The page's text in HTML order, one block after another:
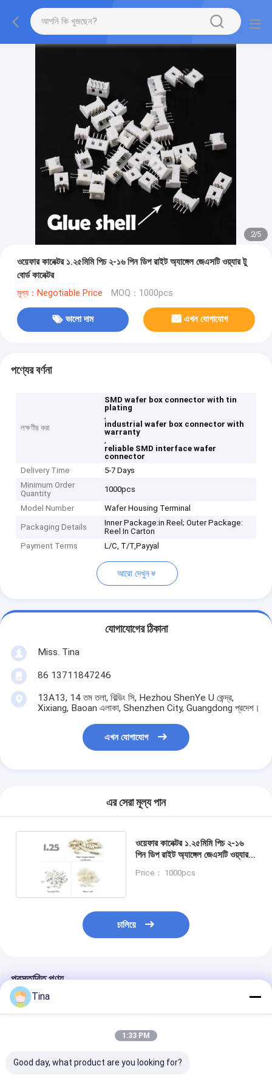
2/5
ওয়েফার কানেক্টর ১.২৫মিমি পিচ ২-১৬ পিন ডিপ রাইট অ্যাঙ্গেল জেএসটি ওয়্যার টু
বোর্ড কানেক্টর
মূল্য：Negotiable Price MOQ：1000pcs
ভালো দাম এখন যোগাযোগ
পণ্যের বর্ণনা
লক্ষণীয় করা
SMD wafer box connector with tin
plating
,
industrial wafer box connector with
warranty
,
reliable SMD interface wafer
connector
Delivery Time
5-7 Days
Minimum Order
Quantity
1000pcs
Model Number Wafer Housing Terminal
Packaging Details
Inner Package:in Reel; Outer Package:
Reel In Carton
Payment Terms
L/C, T/T,Payyal
আরো দেখুন
যোগাযোগের ঠিকানা
Miss. Tina
86 13711847246
13A13, 14 তম তলা, বিল্ডিং সি, Hezhou ShenYe U কেন্দ্র,
Xixiang, Baoan এলাকা, Shenzhen City, Guangdong প্রদেশ।
এখন যোগাযোগ
এর সেরা মূল্য পান
ওয়েফার কানেক্টর ১.২৫মিমি পিচ ২-১৬
পিন ডিপ রাইট অ্যাঙ্গেল জেএসটি ওয়্যার টু
Price： 1000pcs
চালিয়ে
প্রস্তাবিত পণ্য
Tina
1:33 PM
Good day, what product are you looking for?